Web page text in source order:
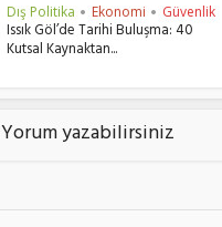
Dış Politika • Ekonomi • Güvenlik
Issık Göl’de Tarihi Buluşma: 40
Kutsal Kaynaktan...
Yorum yazabilirsiniz